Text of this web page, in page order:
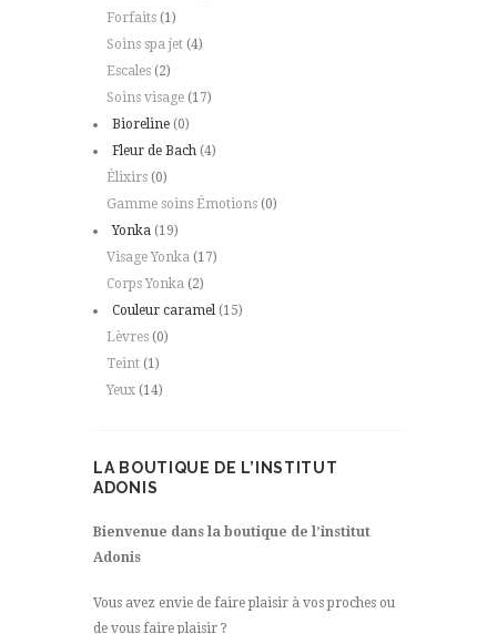
Forfaits (1)
Soins spa jet (4)
Escales (2)
Soins visage (17)
Bioreline (0)
Fleur de Bach (4)
Élixirs (0)
Gamme soins Émotions (0)
Yonka (19)
Visage Yonka (17)
Corps Yonka (2)
Couleur caramel (15)
Lèvres (0)
Teint (1)
Yeux (14)
LA BOUTIQUE DE L’INSTITUT
ADONIS
Bienvenue dans la boutique de l’institut
Adonis
Vous avez envie de faire plaisir à vos proches ou
de vous faire plaisir ?